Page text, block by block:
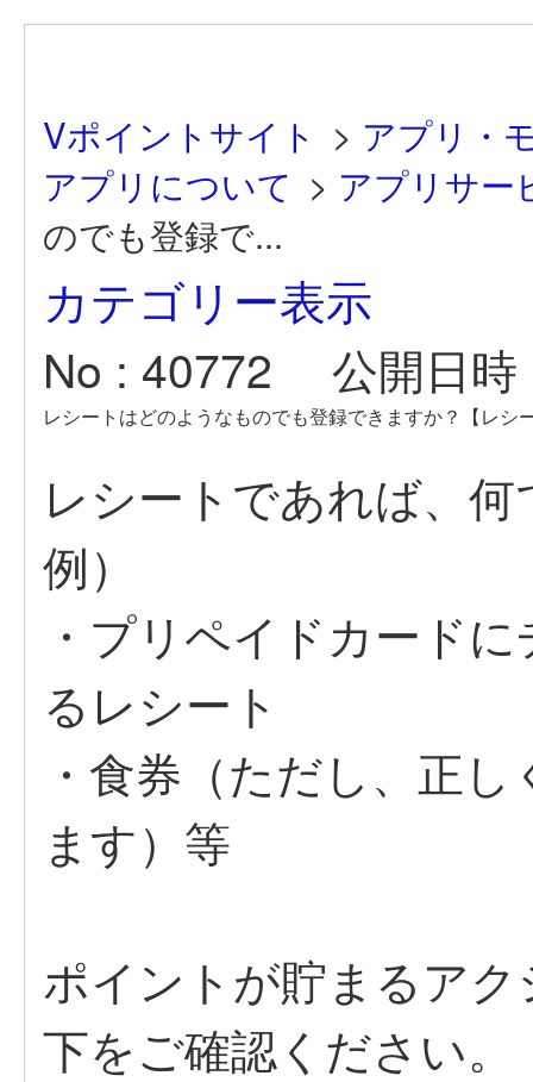
Vポイントサイト > アプリ・
アプリについて > アプリサー
のでも登録で...
カテゴリー表示
No : 40772
公開日
レシートはどのようなものでも登録できますか？【レシ
レシートであれば、
例）
・プリペイドカード
るレシート
・食券（ただし、正
ます）等
ポイントが貯まるア
下をご確認ください。